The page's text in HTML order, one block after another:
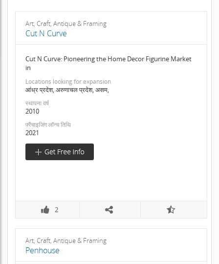
Art, Craft, Antique & Framing
Cut N Curve
Cut N Curve: Pioneering the Home Decor Figurine Market
in
Locations looking for expansion
आंध्र प्रदेश, अरुणाचल प्रदेश, असम,
स्थापना वर्ष
2010
फ़्रैंचाइजिंग लॉन्च तिथि
2021
2
Art, Craft, Antique & Framing
Penhouse